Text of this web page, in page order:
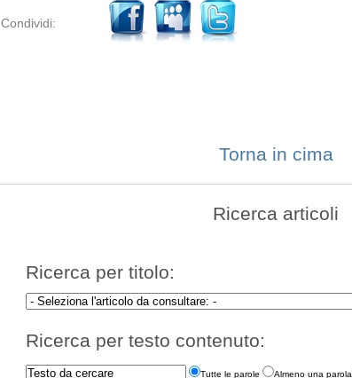
Condividi:
Torna in cima
Ricerca articoli
Ricerca per titolo:
Ricerca per testo contenuto:
Tutte le parole Almeno una parola